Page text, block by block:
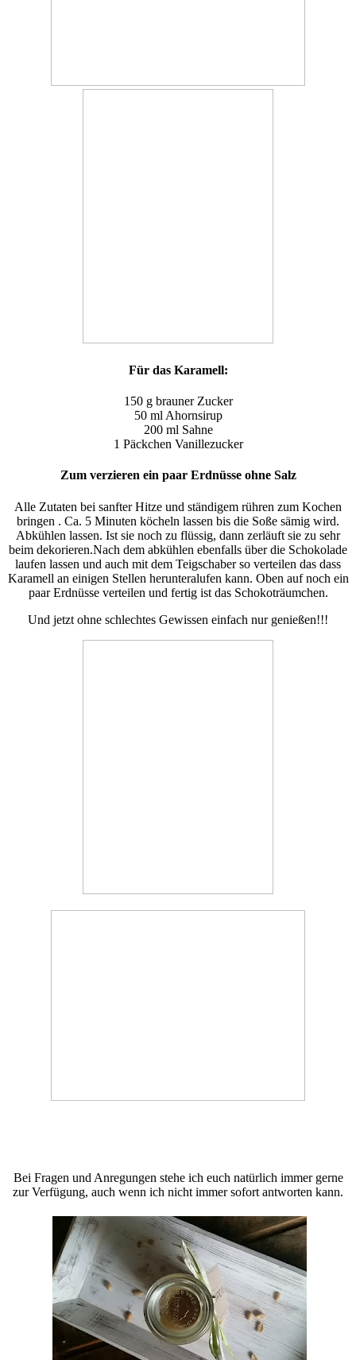
Für das Karamell:
150 g brauner Zucker
50 ml Ahornsirup
200 ml Sahne
1 Päckchen Vanillezucker
Zum verzieren ein paar Erdnüsse ohne Salz
Alle Zutaten bei sanfter Hitze und ständigem rühren zum Kochen
bringen . Ca. 5 Minuten köcheln lassen bis die Soße sämig wird.
Abkühlen lassen. Ist sie noch zu flüssig, dann zerläuft sie zu sehr
beim dekorieren.Nach dem abkühlen ebenfalls über die Schokolade
laufen lassen und auch mit dem Teigschaber so verteilen das dass
Karamell an einigen Stellen herunteralufen kann. Oben auf noch ein
paar Erdnüsse verteilen und fertig ist das Schokoträumchen.
Und jetzt ohne schlechtes Gewissen einfach nur genießen!!!
Bei Fragen und Anregungen stehe ich euch natürlich immer gerne
zur Verfügung, auch wenn ich nicht immer sofort antworten kann.